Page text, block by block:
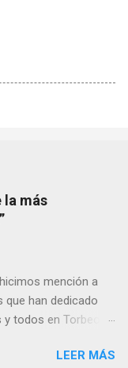
la más
mención a
que han dedicado
todos en Torbeo
por sus
LEER MÁS